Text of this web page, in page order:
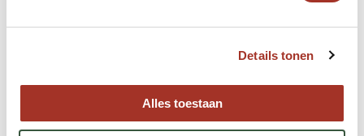
Details tonen
Alles toestaan
Yerevan, de hoofdstad van